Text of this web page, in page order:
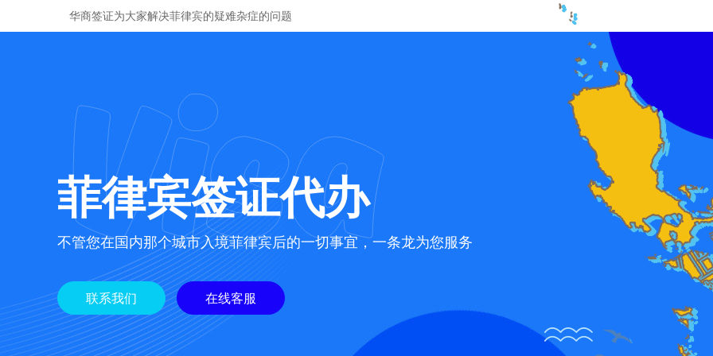
华商签证为大家解决菲律宾的疑难杂症的问题
菲律宾签证代办
不管您在国内那个城市入境菲律宾后的一切事宜，一条龙为您服务
联系我们 在线客服